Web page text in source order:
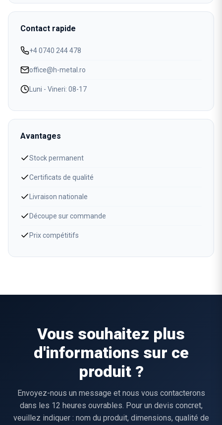
Contact rapide
+4 0740 244 478
office@h-metal.ro
Luni - Vineri: 08-17
Avantages
Stock permanent
Certificats de qualité
Livraison nationale
Découpe sur commande
Prix compétitifs
Vous souhaitez plus
d'informations sur ce
produit ?
Envoyez-nous un message et nous vous contacterons
dans les 12 heures ouvrables. Pour un devis concret,
veuillez indiquer : nom du produit, dimensions, qualité de